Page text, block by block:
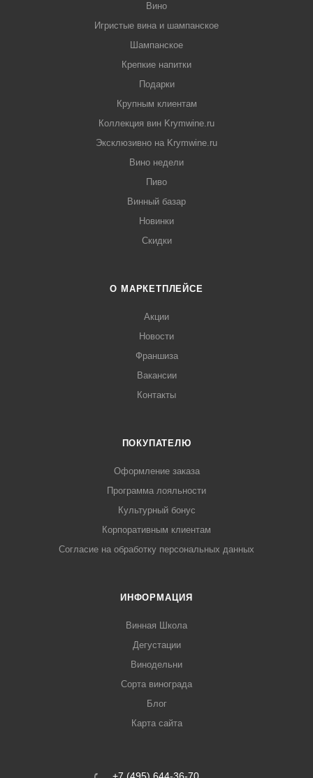
Вино
Игристые вина и шампанское
Шампанское
Крепкие напитки
Подарки
Крупным клиентам
Коллекция вин Krymwine.ru
Эксклюзивно на Krymwine.ru
Вино недели
Пиво
Винный базар
Новинки
Скидки
О МАРКЕТПЛЕЙСЕ
Акции
Новости
Франшиза
Вакансии
Контакты
ПОКУПАТЕЛЮ
Оформление заказа
Программа лояльности
Культурный бонус
Корпоративным клиентам
Согласие на обработку персональных данных
ИНФОРМАЦИЯ
Винная Школа
Дегустации
Винодельни
Сорта винограда
Блог
Карта сайта